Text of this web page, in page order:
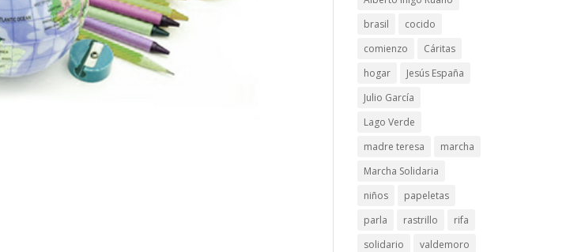
brasil
cocido
comienzo
Cáritas
hogar
Jesús España
Julio García
Lago Verde
madre teresa
marcha
Marcha Solidaria
niños
papeletas
parla
rastrillo
rifa
solidario
valdemoro